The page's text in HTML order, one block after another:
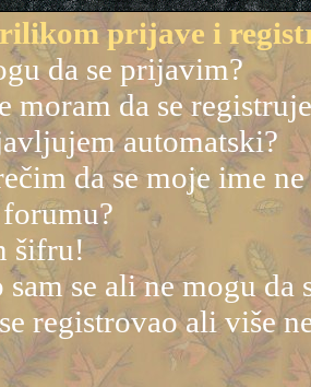
prijave i
da se prijavim?
moram da se
automatski?
da se moje ime
šifru!
sam se ali ne mogu
registrovao ali više